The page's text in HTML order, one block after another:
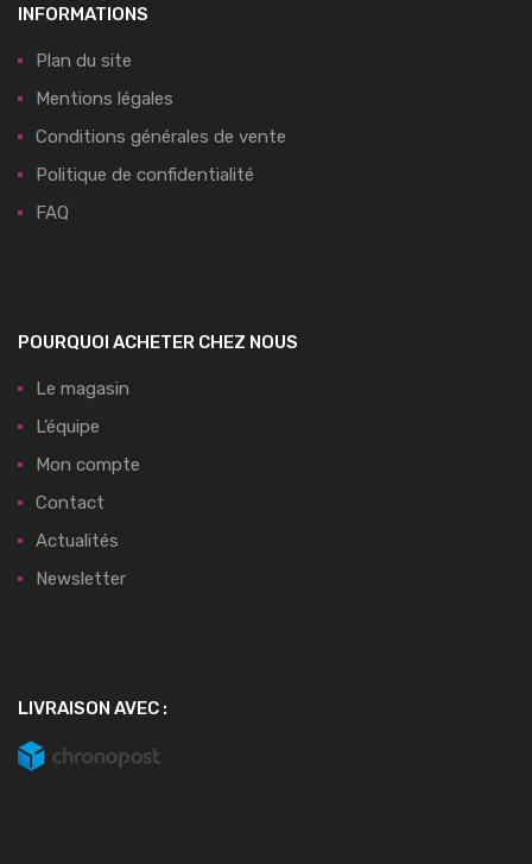
INFORMATIONS
Plan du site
Mentions légales
Conditions générales de vente
Politique de confidentialité
FAQ
POURQUOI ACHETER CHEZ NOUS
Le magasin
L’équipe
Mon compte
Contact
Actualités
Newsletter
LIVRAISON AVEC :